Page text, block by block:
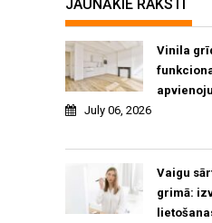
JAUNĀKIE RAKSTI
Vinila
July 06, 2026
Vaigu
grimā: